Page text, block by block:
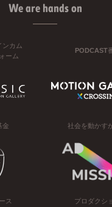
We are hands on
ンカム
ーム
PODCAST
金 社会を動かす
ス プロダクシ